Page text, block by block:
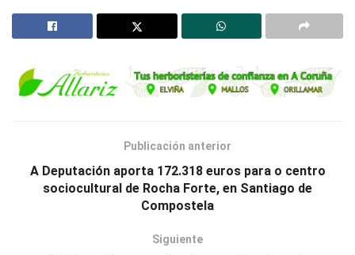
Publicación anterior
A Deputación aporta 172.318 euros para o centro
sociocultural de Rocha Forte, en Santiago de
Compostela
Siguiente